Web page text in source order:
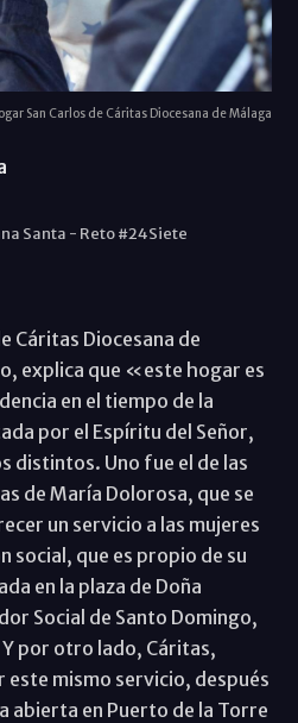
San Carlos de Cáritas Diocesana de Málaga
Santa - Reto #24Siete
Cáritas Diocesana de
explica que «este hogar es
en el tiempo de la
por el Espíritu del Señor,
distintos. Uno fue el de las
de María Dolorosa, que se
un servicio a las mujeres
social, que es propio de su
en la plaza de Doña
Social de Santo Domingo,
por otro lado, Cáritas,
mismo servicio, después
abierta en Puerto de la Torre